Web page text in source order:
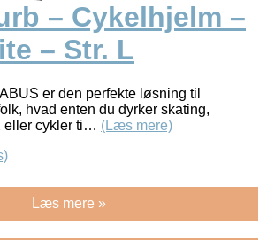
– Cykelhjelm –
– Str. L
er den perfekte løsning til
hvad enten du dyrker skating,
eller cykler ti… (Læs mere)
Læs mere »